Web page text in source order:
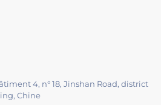
4, n° 18, Jinshan Road, district
Chine